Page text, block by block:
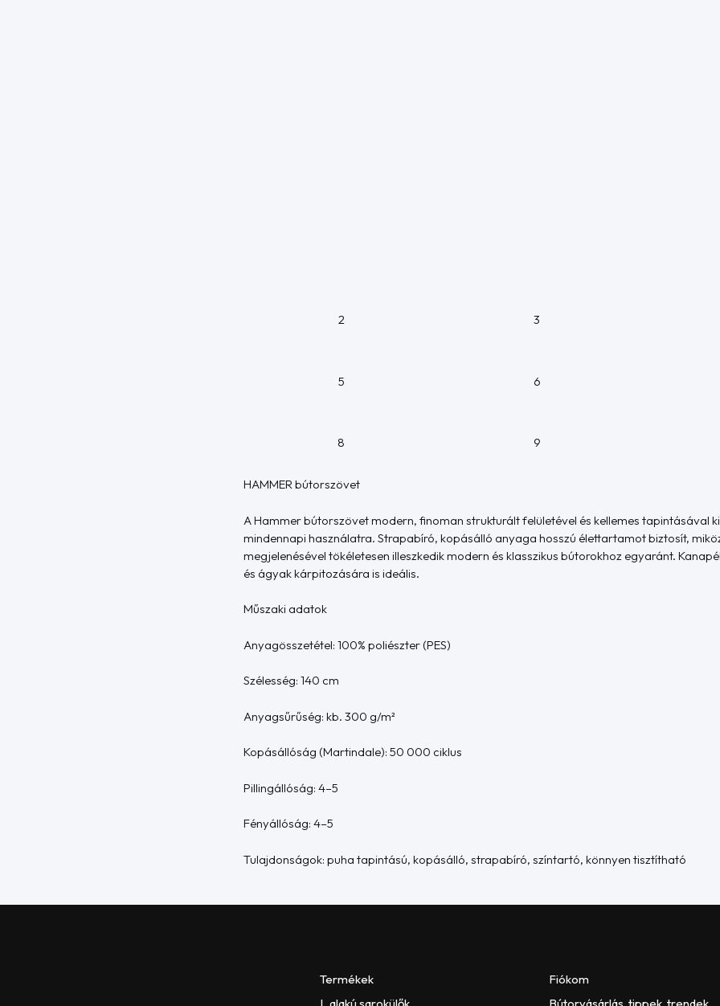
2 3
5 6
8 9
HAMMER bútorszövet
A Hammer bútorszövet modern, finoman strukturált felületével és kellemes tapintásával
mindennapi használatra. Strapabíró, kopásálló anyaga hosszú élettartamot biztosít,
megjelenésével tökéletesen illeszkedik modern és klasszikus bútorokhoz egyaránt.
és ágyak kárpitozására is ideális.
Műszaki adatok
Anyagösszetétel: 100% poliészter (PES)
Szélesség: 140 cm
Anyagsűrűség: kb. 300 g/m²
Kopásállóság (Martindale): 50 000 ciklus
Pillingállóság: 4–5
Fényállóság: 4–5
Tulajdonságok: puha tapintású, kopásálló, strapabíró, színtartó, könnyen tisztítható
Termékek
Fiókom